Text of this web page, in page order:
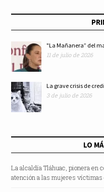
"La Mañanera” del
11 de julio de 2026
La grave crisis de
3 de julio de 2026
LO
La alcaldía Tláhuac, pionera en
atención a las mujeres